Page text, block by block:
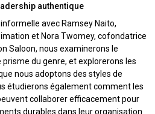
authentique
avec Ramsey Naito,
et Nora Twomey, cofondatrice
Saloon, nous examinerons le
du genre, et explorerons les
nous adoptons des styles de
étudierons également comment les
collaborer efficacement pour
durables dans leur organisation